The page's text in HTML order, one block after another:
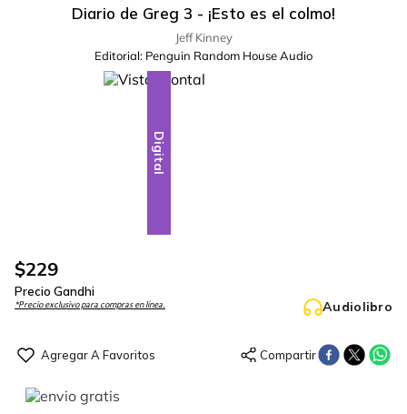
Diario de Greg 3 - ¡Esto es el colmo!
Jeff Kinney
Editorial: Penguin Random House Audio
Digital
$229
Precio Gandhi
*Precio exclusivo para compras en línea. Audiolibro